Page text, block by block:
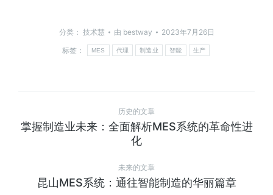
分类： 技术慧 由 bestway
2023年7月26日
标签：
MES 代理 制造业 智能 生产
历史的文章
掌握制造业未来：全面解析MES系统的革命性进
化
未来的文章
昆山MES系统：通往智能制造的华丽篇章